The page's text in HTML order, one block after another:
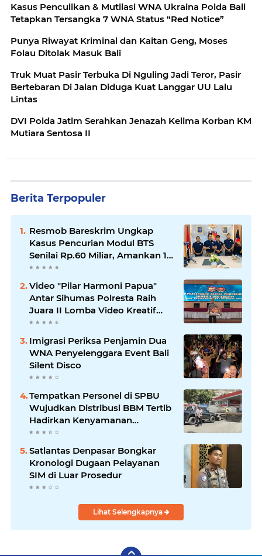
Kasus Penculikan & Mutilasi WNA Ukraina Polda Bali
Tetapkan Tersangka 7 WNA Status “Red Notice”
Punya Riwayat Kriminal dan Kaitan Geng, Moses
Folau Ditolak Masuk Bali
Truk Muat Pasir Terbuka Di Nguling Jadi Teror, Pasir
Bertebaran Di Jalan Diduga Kuat Langgar UU Lalu
Lintas
DVI Polda Jatim Serahkan Jenazah Kelima Korban KM
Mutiara Sentosa II
Berita Terpopuler
Resmob Bareskrim Ungkap
Kasus Pencurian Modul BTS
Senilai Rp.60 Miliar, Amankan 12
Tersangka
Video "Pilar Harmoni Papua"
Antar Sihumas Polresta Raih
Juara II Lomba Video Kreatif
Hari Bhayangkara ke-80
Imigrasi Periksa Penjamin Dua
WNA Penyelenggara Event Bali
Silent Disco
‎Tempatkan Personel di SPBU
Wujudkan Distribusi BBM Tertib
Hadirkan Kenyamanan
Masyarakat
Satlantas Denpasar Bongkar
Kronologi Dugaan Pelayanan
SIM di Luar Prosedur
Lihat Selengkapnya